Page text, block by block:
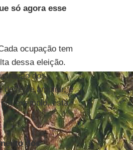
só agora esse
ocupação tem
dessa eleição.
dos
deve se ampliar, e
exemplo, está
dos